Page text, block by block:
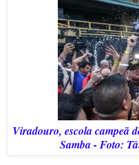
Viradouro, escola campeã
Samba - Foto: